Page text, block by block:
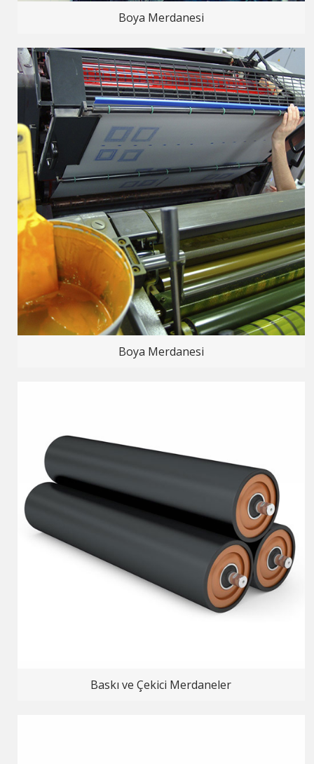
Boya Merdanesi
Boya Merdanesi
Baskı ve Çekici Merdaneler